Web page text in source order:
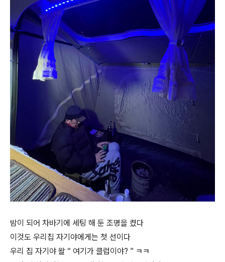
밤이 되어 차바기에 세팅 해 둔 조명을 켰다
이것도 우리집 자기야에게는 첫 선이다
우리 집 자기야 왈 “ 여기가 클럽이야? ” ㅋㅋ